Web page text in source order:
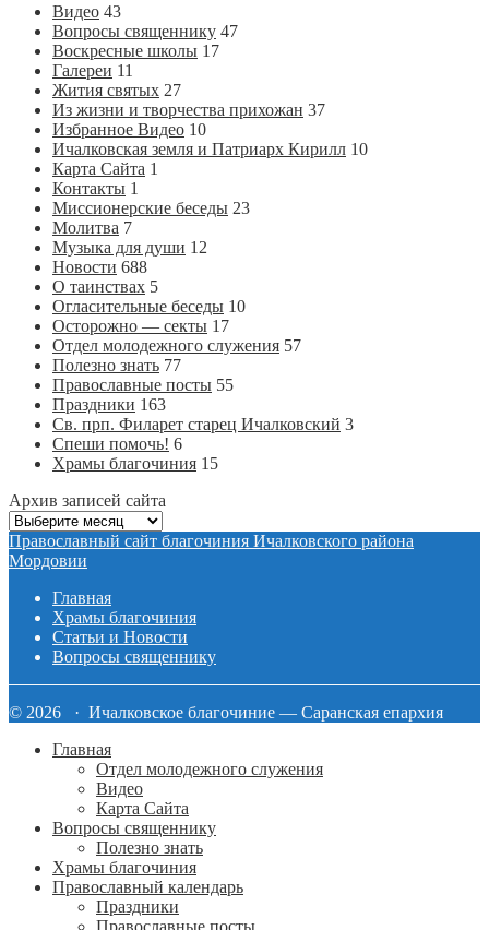
Видео 43
Вопросы священнику 47
Воскресные школы 17
Галереи 11
Жития святых 27
Из жизни и творчества прихожан 37
Избранное Видео 10
Ичалковская земля и Патриарх Кирилл 10
Карта Сайта 1
Контакты 1
Миссионерские беседы 23
Молитва 7
Музыка для души 12
Новости 688
О таинствах 5
Огласительные беседы 10
Осторожно — секты 17
Отдел молодежного служения 57
Полезно знать 77
Православные посты 55
Праздники 163
Св. прп. Филарет старец Ичалковский 3
Спеши помочь! 6
Храмы благочиния 15
Архив записей сайта
Архив
записей
сайта
Православный сайт благочиния Ичалковского района
Мордовии
Главная
Храмы благочиния
Статьи и Новости
Вопросы священнику
© 2026 · Ичалковское благочиние — Саранская епархия
Главная
Отдел молодежного служения
Видео
Карта Сайта
Вопросы священнику
Полезно знать
Храмы благочиния
Православный календарь
Праздники
Православные посты